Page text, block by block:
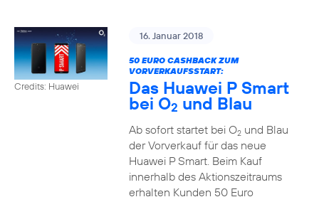
Credits: Huawei
16. Januar 2018
50 EURO CASHBACK ZUM
VORVERKAUFSSTART:
Das Huawei P Smart
bei O2 und Blau
Ab sofort startet bei O2und Blau
der Vorverkauf für das neue
Huawei P Smart. Beim Kauf
innerhalb des Aktionszeitraums
erhalten Kunden 50 Euro